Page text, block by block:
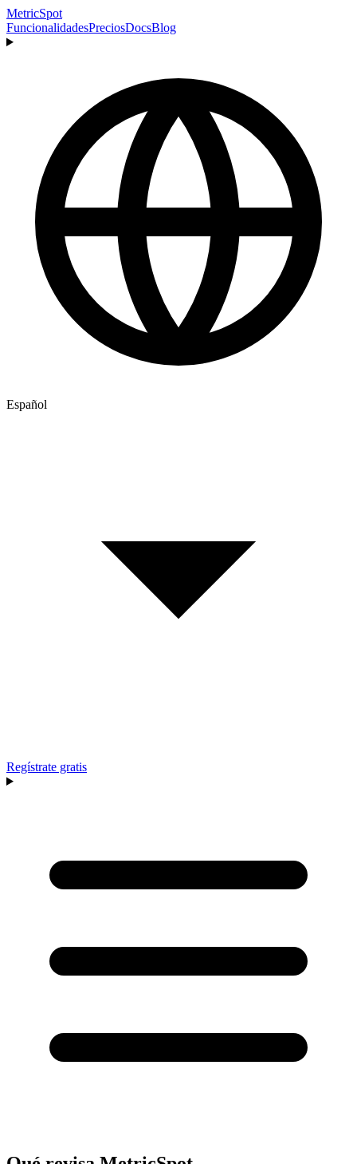
MetricSpot
FuncionalidadesPreciosDocsBlog
Español
Regístrate gratis